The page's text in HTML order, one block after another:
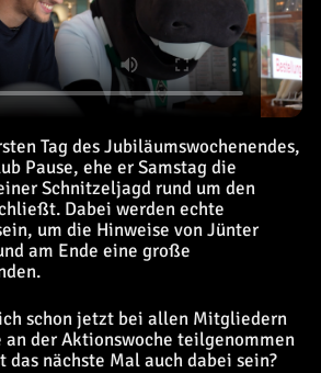
Tag des Jubiläumswochenendes,
Pause, ehe er Samstag die
Schnitzeljagd rund um den
Dabei werden echte
um die Hinweise von Jünter
am Ende eine große
schon jetzt bei allen Mitgliedern
an der Aktionswoche teilgenommen
das nächste Mal auch dabei sein?